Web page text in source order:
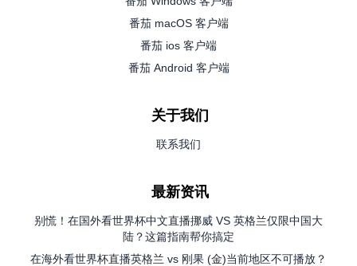
番茄 macOS 客户端
番茄 ios 客户端
番茄 Android 客户端
关于我们
联系我们
最新资讯
别慌！在国外看世界杯中文直播挪威 VS 英格兰仅限中国大
陆？这篇指南帮你搞定
在海外看世界杯直播英格兰 vs 刚果 (金)当前地区不可播放？